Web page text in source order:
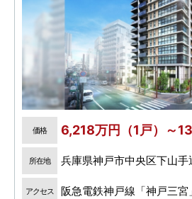
価格 6,218万円（1戸）～
所在地 兵庫県神戸市中央区下山
アクセス 阪急電鉄神戸線「神戸三